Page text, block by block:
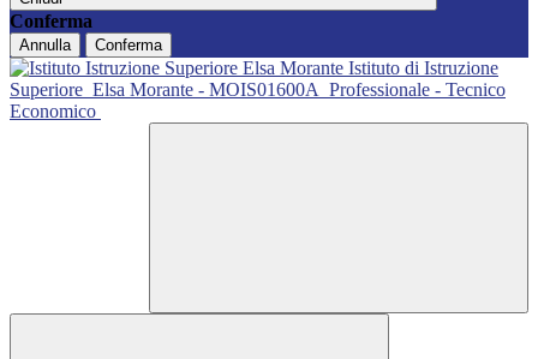
Conferma
Annulla Conferma
Istituto di Istruzione
Superiore Elsa Morante - MOIS01600A Professionale - Tecnico
Economico